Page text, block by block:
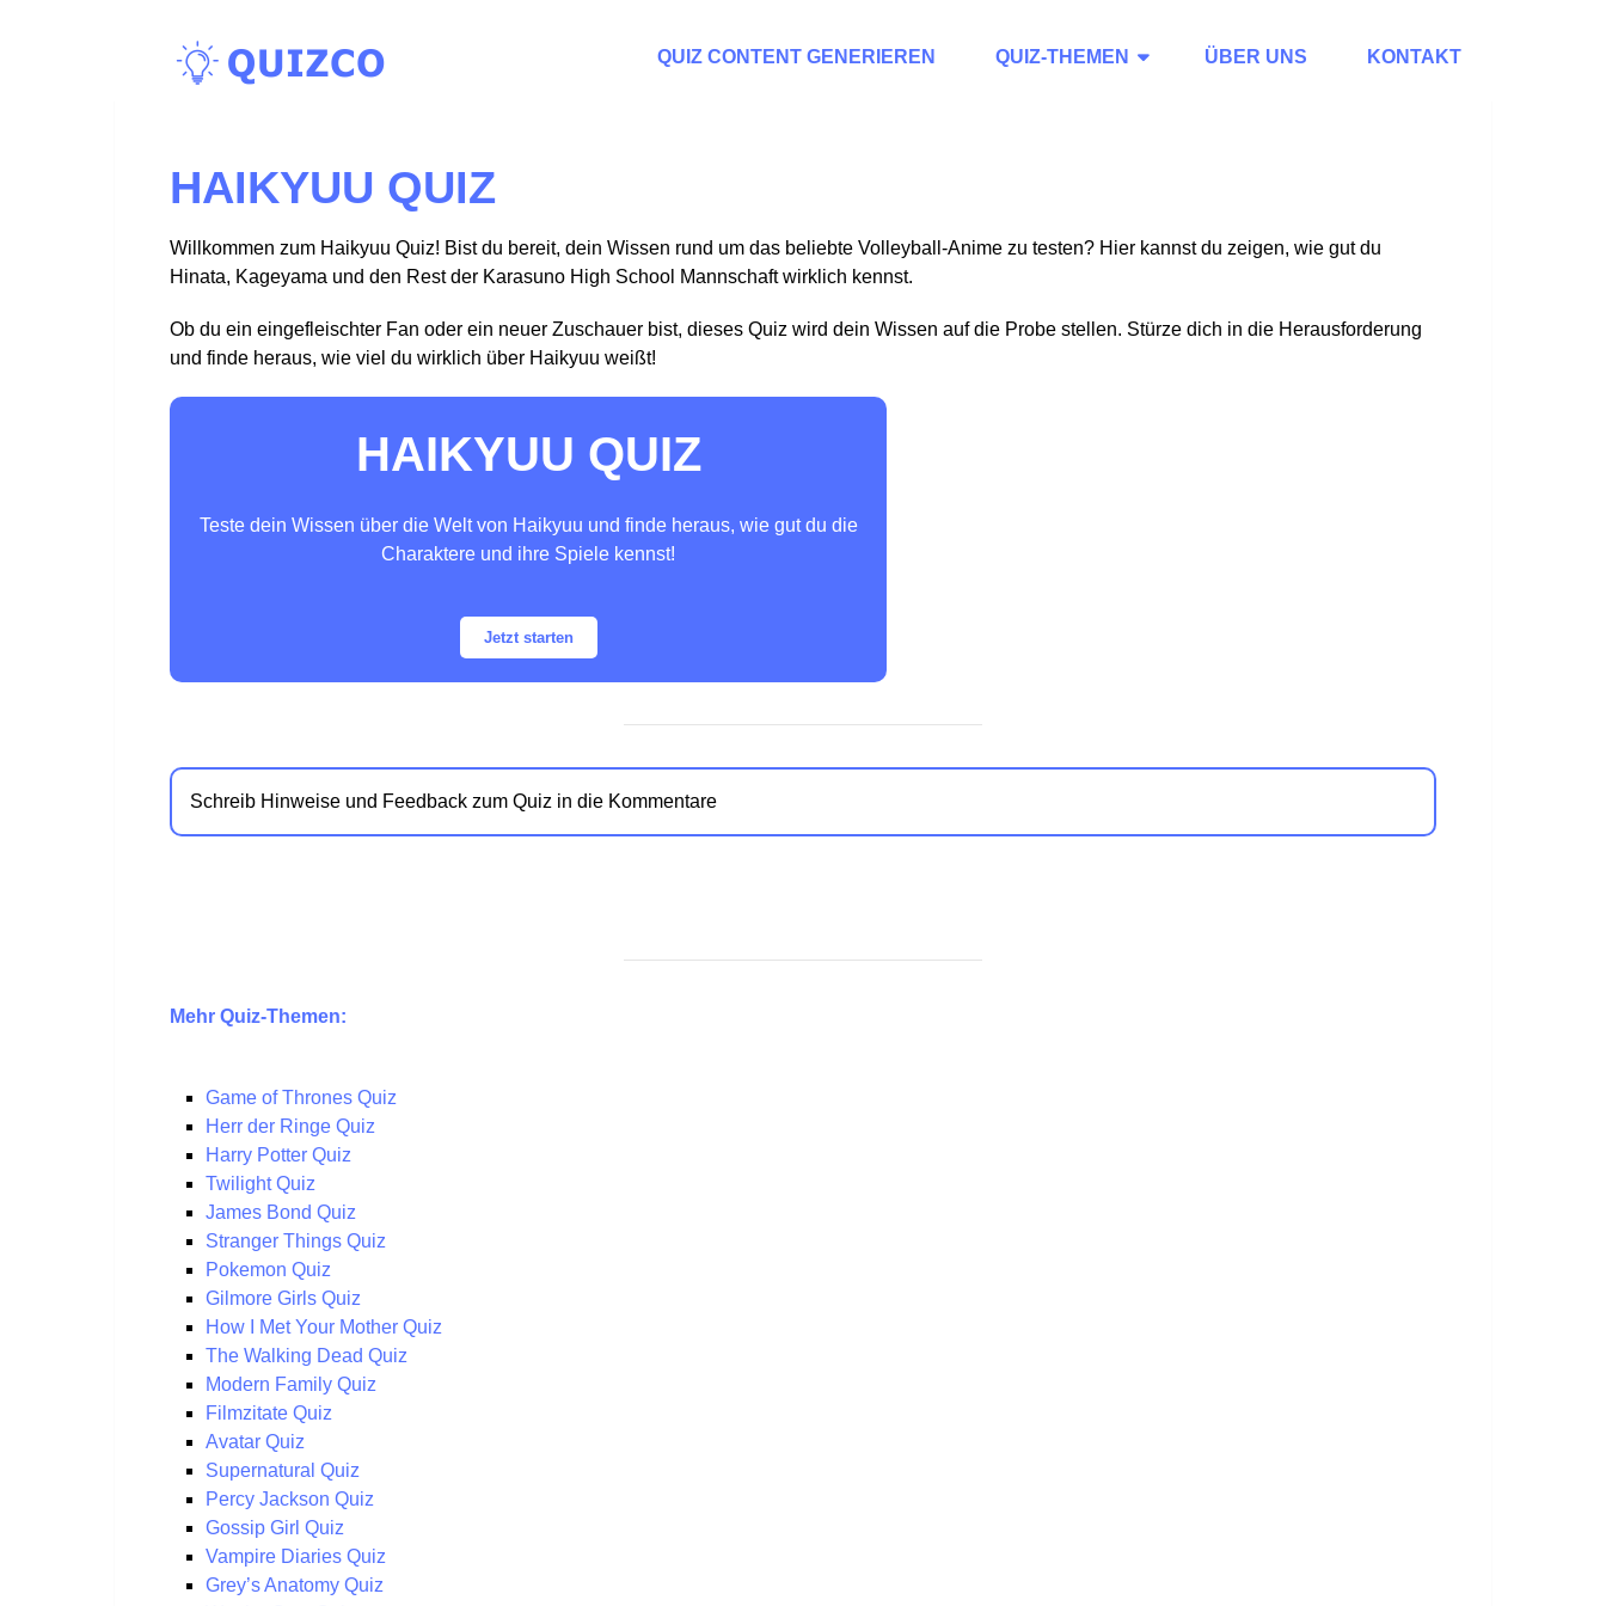
QUIZ CONTENT GENERIEREN QUIZ-THEMEN ÜBER UNS KONTAKT
HAIKYUU QUIZ
Willkommen zum Haikyuu Quiz! Bist du bereit, dein Wissen rund um das beliebte Volleyball-Anime zu testen? Hier kannst du zeigen, wie gut du
Hinata, Kageyama und den Rest der Karasuno High School Mannschaft wirklich kennst.
Ob du ein eingefleischter Fan oder ein neuer Zuschauer bist, dieses Quiz wird dein Wissen auf die Probe stellen. Stürze dich in die Herausforderung
und finde heraus, wie viel du wirklich über Haikyuu weißt!
HAIKYUU QUIZ
Teste dein Wissen über die Welt von Haikyuu und finde heraus, wie gut du die
Charaktere und ihre Spiele kennst!
Jetzt starten
Schreib Hinweise und Feedback zum Quiz in die Kommentare
Mehr Quiz-Themen:
Game of Thrones Quiz
Herr der Ringe Quiz
Harry Potter Quiz
Twilight Quiz
James Bond Quiz
Stranger Things Quiz
Pokemon Quiz
Gilmore Girls Quiz
How I Met Your Mother Quiz
The Walking Dead Quiz
Modern Family Quiz
Filmzitate Quiz
Avatar Quiz
Supernatural Quiz
Percy Jackson Quiz
Gossip Girl Quiz
Vampire Diaries Quiz
Grey’s Anatomy Quiz